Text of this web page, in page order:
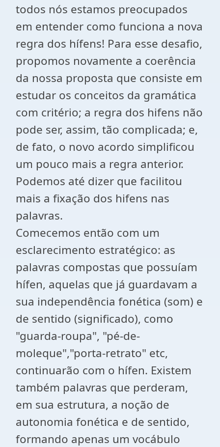
todos nós estamos preocupados
em entender como funciona a nova
regra dos hífens! Para esse desafio,
propomos novamente a coerência
da nossa proposta que consiste em
estudar os conceitos da gramática
com critério; a regra dos hifens não
pode ser, assim, tão complicada; e,
de fato, o novo acordo simplificou
um pouco mais a regra anterior.
Podemos até dizer que facilitou
mais a fixação dos hifens nas
palavras.
Comecemos então com um
esclarecimento estratégico: as
palavras compostas que possuíam
hífen, aquelas que já guardavam a
sua independência fonética (som) e
de sentido (significado), como
"guarda-roupa", "pé-de-
moleque","porta-retrato" etc,
continuarão com o hífen. Existem
também palavras que perderam,
em sua estrutura, a noção de
autonomia fonética e de sentido,
formando apenas um vocábulo